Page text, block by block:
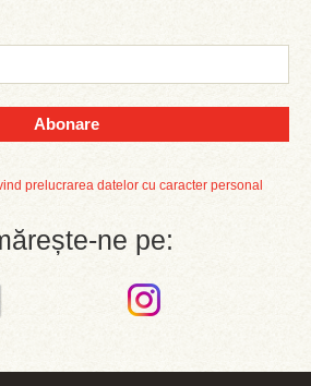
Abonare
prelucrarea datelor cu caracter personal
ne pe: